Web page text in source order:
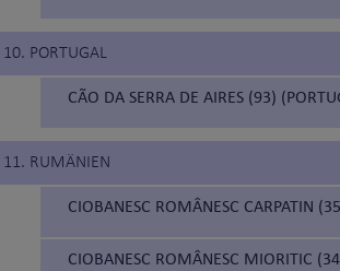
10. PORTUGAL
CÃO DA SERRA DE AIRES (93)
11. RUMÄNIEN
CIOBANESC ROMÂNESC CARPATIN
CIOBANESC ROMÂNESC MIORITIC